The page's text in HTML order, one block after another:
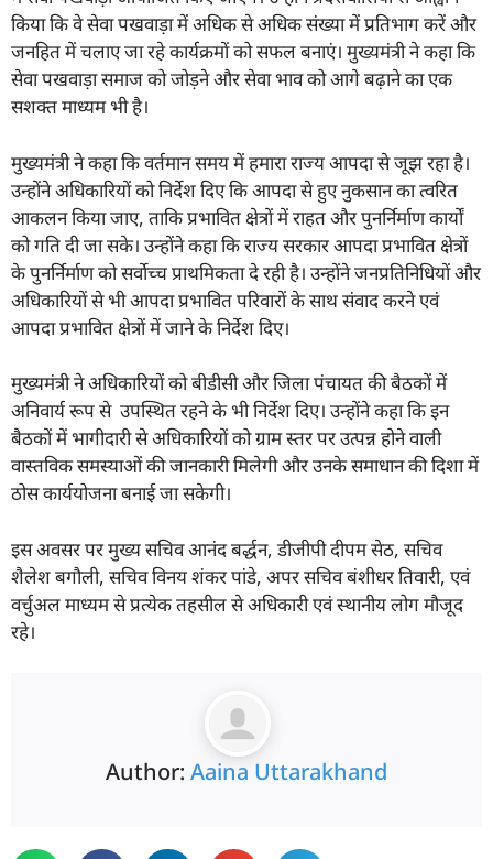
किया कि वे सेवा पखवाड़ा में अधिक से अधिक संख्या में प्रतिभाग करें और
जनहित में चलाए जा रहे कार्यक्रमों को सफल बनाएं। मुख्यमंत्री ने कहा कि
सेवा पखवाड़ा समाज को जोड़ने और सेवा भाव को आगे बढ़ाने का एक
सशक्त माध्यम भी है।
मुख्यमंत्री ने कहा कि वर्तमान समय में हमारा राज्य आपदा से जूझ रहा है।
उन्होंने अधिकारियों को निर्देश दिए कि आपदा से हुए नुकसान का त्वरित
आकलन किया जाए, ताकि प्रभावित क्षेत्रों में राहत और पुनर्निर्माण कार्यों
को गति दी जा सके। उन्होंने कहा कि राज्य सरकार आपदा प्रभावित क्षेत्रों
के पुनर्निर्माण को सर्वोच्च प्राथमिकता दे रही है। उन्होंने जनप्रतिनिधियों और
अधिकारियों से भी आपदा प्रभावित परिवारों के साथ संवाद करने एवं
आपदा प्रभावित क्षेत्रों में जाने के निर्देश दिए।
मुख्यमंत्री ने अधिकारियों को बीडीसी और जिला पंचायत की बैठकों में
अनिवार्य रूप से उपस्थित रहने के भी निर्देश दिए। उन्होंने कहा कि इन
बैठकों में भागीदारी से अधिकारियों को ग्राम स्तर पर उत्पन्न होने वाली
वास्तविक समस्याओं की जानकारी मिलेगी और उनके समाधान की दिशा में
ठोस कार्ययोजना बनाई जा सकेगी।
इस अवसर पर मुख्य सचिव आनंद बर्द्धन, डीजीपी दीपम सेठ, सचिव
शैलेश बगौली, सचिव विनय शंकर पांडे, अपर सचिव बंशीधर तिवारी, एवं
वर्चुअल माध्यम से प्रत्येक तहसील से अधिकारी एवं स्थानीय लोग मौजूद
रहे।
Author: Aaina Uttarakhand